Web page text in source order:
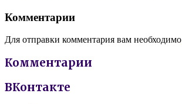
Комментарии
Для отправки комментария вам необходимо
Комментарии
ВКонтакте